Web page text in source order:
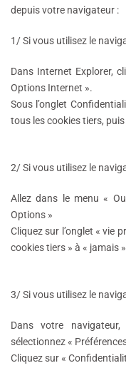
depuis votre navigateur :
1/Si vous utilisez le
Dans Internet Explorer,
Options Internet ».
Sous l’onglet
tous les cookies tiers,
2/Si vous utilisez le
Allez dans le menu «
Options »
Cliquez sur l’onglet « vie
cookies tiers » à « jamais
3/Si vous utilisez le
Dans votre
sélectionnez «
Cliquez sur «